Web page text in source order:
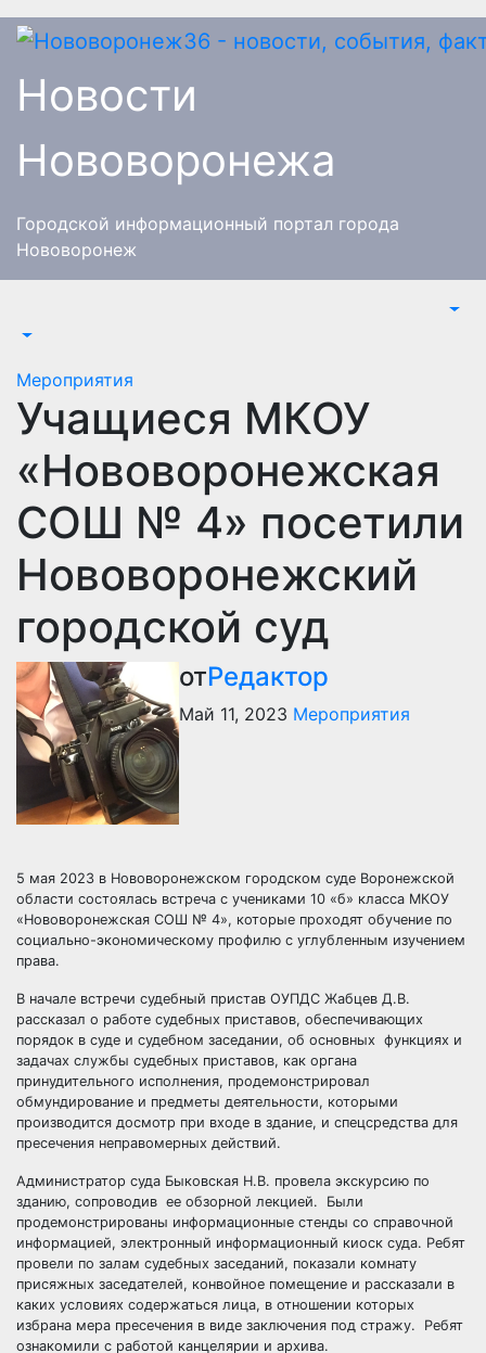
Перейти
Новости
Нововоронежа
Городской информационный портал города
Нововоронеж
Мероприятия
Учащиеся МКОУ
«Нововоронежская
СОШ № 4» посетили
Нововоронежский
городской суд
отРедактор
Май 11, 2023 Мероприятия
5 мая 2023 в Нововоронежском городском суде Воронежской
области состоялась встреча с учениками 10 «б» класса МКОУ
«Нововоронежская СОШ № 4», которые проходят обучение по
социально-экономическому профилю с углубленным изучением
права.
В начале встречи судебный пристав ОУПДС Жабцев Д.В.
рассказал о работе судебных приставов, обеспечивающих
порядок в суде и судебном заседании, об основных функциях и
задачах службы судебных приставов, как органа
принудительного исполнения, продемонстрировал
обмундирование и предметы деятельности, которыми
производится досмотр при входе в здание, и спецсредства для
пресечения неправомерных действий.
Администратор суда Быковская Н.В. провела экскурсию по
зданию, сопроводив ее обзорной лекцией. Были
продемонстрированы информационные стенды со справочной
информацией, электронный информационный киоск суда. Ребят
провели по залам судебных заседаний, показали комнату
присяжных заседателей, конвойное помещение и рассказали в
каких условиях содержаться лица, в отношении которых
избрана мера пресечения в виде заключения под стражу. Ребят
ознакомили с работой канцелярии и архива.